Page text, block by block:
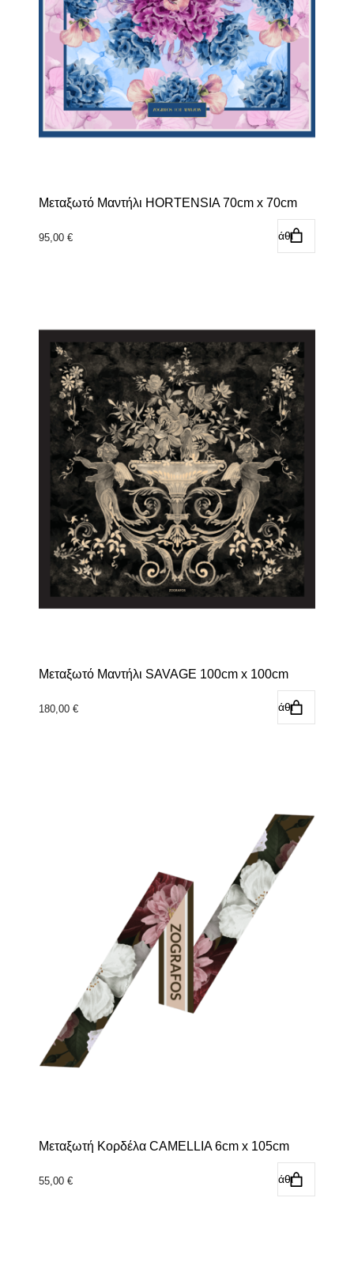
Μεταξωτό Μαντήλι HORTENSIA 70cm x 70cm
95,00 € Προσθήκη στο καλάθι
Μεταξωτό Μαντήλι SAVAGE 100cm x 100cm
180,00 € Προσθήκη στο καλάθι
Μεταξωτή Κορδέλα CAMELLIA 6cm x 105cm
55,00 € Προσθήκη στο καλάθι